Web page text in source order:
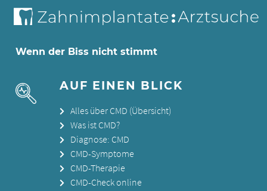
Wenn der Biss nicht stimmt
AUF EINEN BLICK
Alles über CMD (Übersicht)
Was ist CMD?
Diagnose: CMD
CMD-Symptome
CMD-Therapie
CMD-Check online